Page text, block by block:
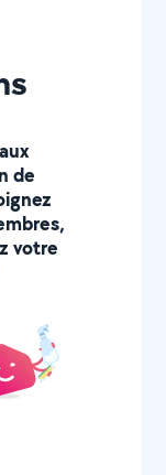
de
votre